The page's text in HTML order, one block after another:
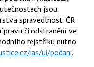
jsou
spravedlnosti ČR
či odstranění ve
rejstříku nutno
ias/ui/podani.